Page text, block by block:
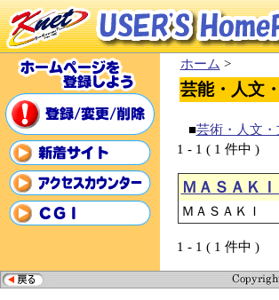
ホーム >
芸能・人文
■芸術・人文・
1 - 1 ( 1 件中 )
ＭＡＳＡＫ
ＭＡＳＡＫＩ
1 - 1 ( 1 件中 )